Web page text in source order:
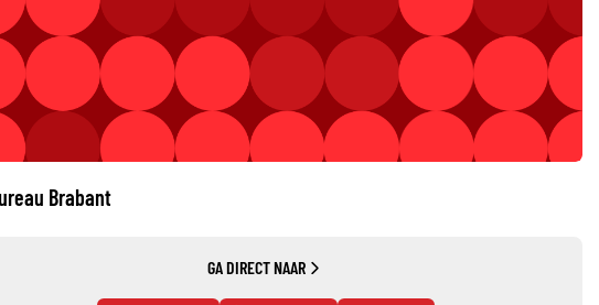
Brabant
GA DIRECT NAAR